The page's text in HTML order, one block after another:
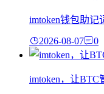
imtoken钱包助
2026-08-07 0
imtoken，让